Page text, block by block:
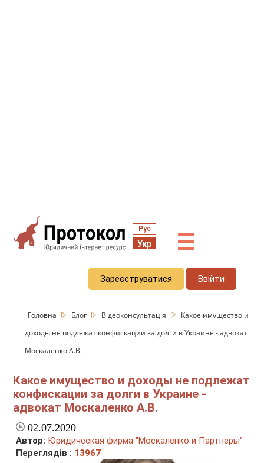
Рус
Укр ☰
Зареєструватися Ввійти
Головна Блог Відеоконсультація
Какое имущество и
доходы не подлежат конфискации за долги в Украине - адвокат
Москаленко А.В.
Какое имущество и доходы не подлежат
конфискации за долги в Украине -
адвокат Москаленко А.В.
02.07.2020
Автор: Юридическая фирма "Москаленко и Партнеры"
Переглядів : 13967